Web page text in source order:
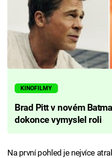
KINOFILMY
Brad Pitt v novém
dokonce vymyslel roli
Na první pohled je nejvíce